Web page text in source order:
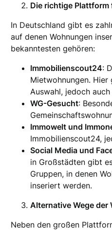
Die richtige
In Deutschland gibt es
auf denen Wohnungen
bekanntesten gehören:
Immobilienscout24:
Mietwohnungen.
Auswahl, jedoch
WG-Gesucht:
Immowelt und
Immobilienscout24,
Social Media und
in Großstädten gibt
Gruppen, in denen
inseriert werden.
Alternative Wege der
Neben den großen